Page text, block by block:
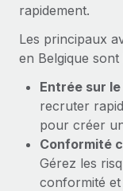
rapidement.
Les principaux
en Belgique sont
Entrée sur
recruter
pour créer
Conformité
Gérez les
conformité